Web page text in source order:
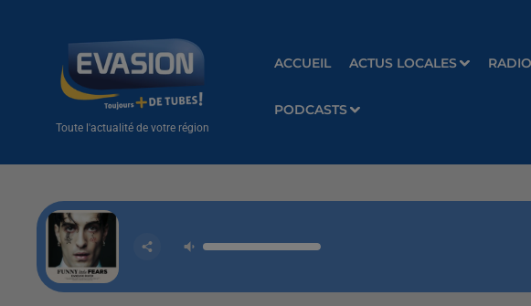
Toute l'actualité de votre région
ACCUEIL ACTUS LOCALES RADIO
PODCASTS